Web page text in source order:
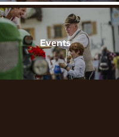
Events